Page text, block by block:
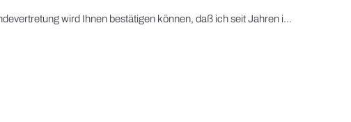
"Meine Gemeindevertretung wird Ihnen bestätigen können, daß ich seit Jahren in diesem [=nationalsozialistischen] Sinne gepredigt habe."